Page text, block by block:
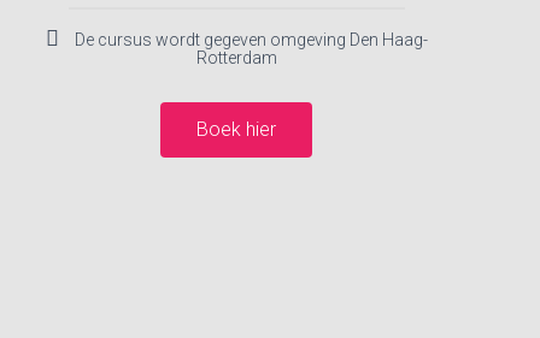
De cursus wordt gegeven omgeving Den Haag-
Rotterdam
Boek hier